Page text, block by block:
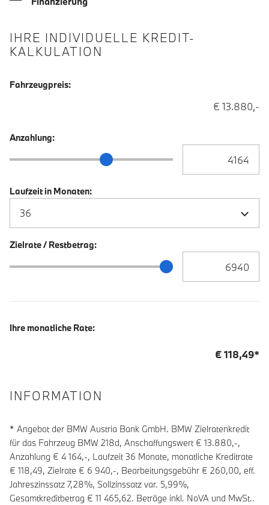
IHRE INDIVIDUELLE KREDIT-
KALKULATION
Fahrzeugpreis:
€ 13.880,-
Anzahlung:
Anzahlung Schieberegler
Laufzeit in Monaten:
Zielrate / Restbetrag:
Zielrate / Restbetrag Schieberegler
Ihre monatliche Rate:
€118,49*
INFORMATION
* Angebot der BMW Austria Bank GmbH. BMW Zielratenkredit
für das Fahrzeug BMW 218d, Anschaffungswert € 13.880,-,
Anzahlung € 4 164,-, Laufzeit36 Monate, monatliche Kreditrate
€ 118,49, Zielrate € 6 940,-, Bearbeitungsgebühr € 260,00, eff.
Jahreszinssatz 7,28%, Sollzinssatz var. 5,99%,
Gesamtkreditbetrag € 11 465,62. Beträge inkl. NoVA und MwSt..